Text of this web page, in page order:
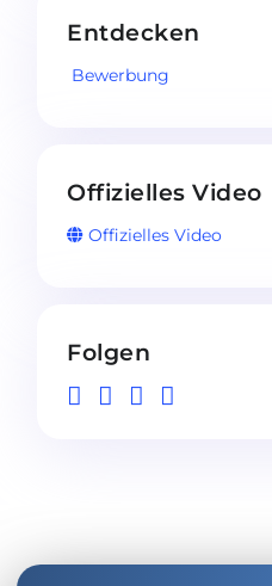
Entdecken
Bewerbung
Offizielles Video
Offizielles Video
Folgen